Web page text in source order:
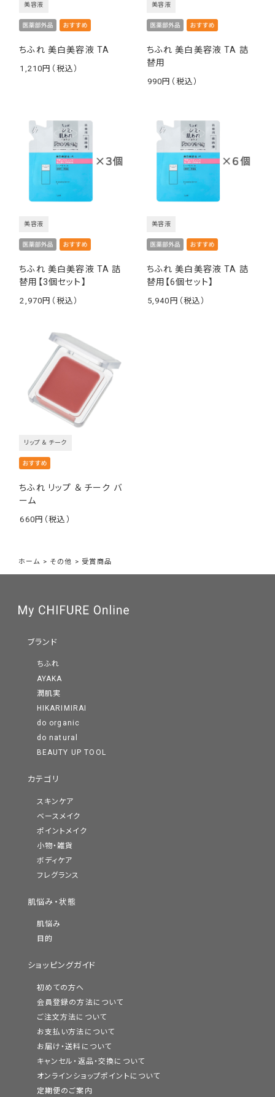
ちふれ 美白美容液 TA
美容液
1,210
ちふれ 美白美容液 TA 詰
替用
美容液
990
ちふれ 美白美容液 TA 詰
替用【3個セット】
美容液
2,970
ちふれ 美白美容液 TA 詰
替用【6個セット】
美容液
5,940
ちふれ リップ ＆ チーク バ
ーム
リップ ＆ チーク
660
ホーム > その他 > 受賞商品
ブランド
ちふれ
AYAKA
潤肌実
HIKARIMIRAI
do organic
do natural
BEAUTY UP TOOL
カテゴリ
スキンケア
ベースメイク
ポイントメイク
小物・雑貨
ボディケア
フレグランス
肌悩み・状態
肌悩み
目的
ショッピングガイド
初めての方へ
会員登録の方法について
ご注文方法について
お支払い方法について
お届け・送料について
キャンセル・返品・交換について
オンラインショップポイントについて
定期便のご案内